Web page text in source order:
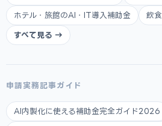
ホテル・旅館のAI・IT導入補助金 飲
すべて見る →
申請実務記事ガイド
AI内製化に使える補助金完全ガイド2026